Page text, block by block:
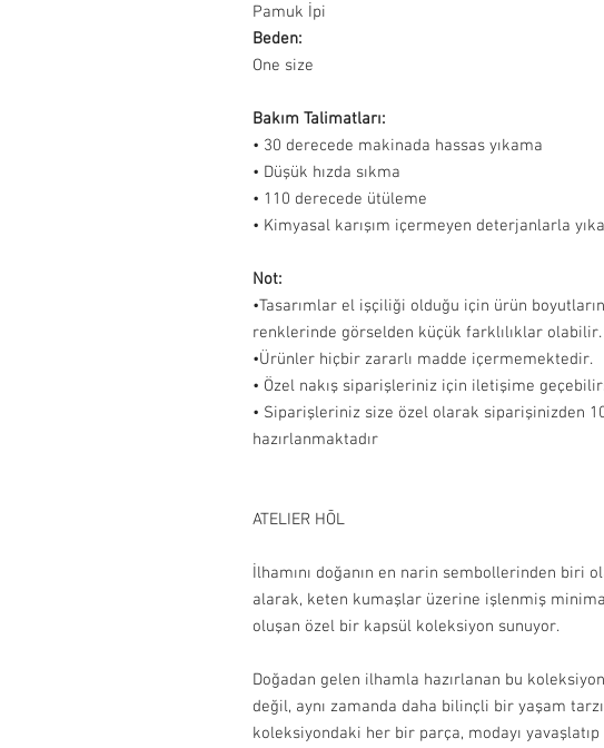
Pamuk İpi
Beden:
One size
Bakım Talimatları:
• 30 derecede makinada hassas yıkama
• Düşük hızda sıkma
• 110 derecede ütüleme
• Kimyasal karışım içermeyen deterjanlarla
Not:
•Tasarımlar el işçiliği olduğu için ürün
renklerinde görselden küçük farklılıklar olabilir.
•Ürünler hiçbir zararlı madde içermemektedir.
• Özel nakış siparişleriniz için iletişime
• Siparişleriniz size özel olarak siparişinizden
hazırlanmaktadır
ATELIER HŌL
İlhamını doğanın en narin sembollerinden biri
alarak, keten kumaşlar üzerine işlenmiş
oluşan özel bir kapsül koleksiyon sunuyor.
Doğadan gelen ilhamla hazırlanan bu
değil, aynı zamanda daha bilinçli bir yaşam
koleksiyondaki her bir parça, modayı yavaşlatıp